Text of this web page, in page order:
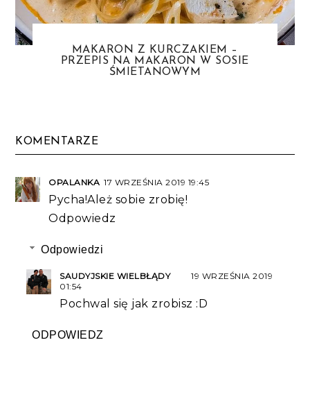
MAKARON Z KURCZAKIEM –
PRZEPIS NA MAKARON W SOSIE
ŚMIETANOWYM
KOMENTARZE
OPALANKA 17 WRZEŚNIA 2019 19:45
Pycha!Ależ sobie zrobię!
Odpowiedz
Odpowiedzi
SAUDYJSKIE WIELBŁĄDY
19 WRZEŚNIA 2019
01:54
Pochwal się jak zrobisz :D
ODPOWIEDZ